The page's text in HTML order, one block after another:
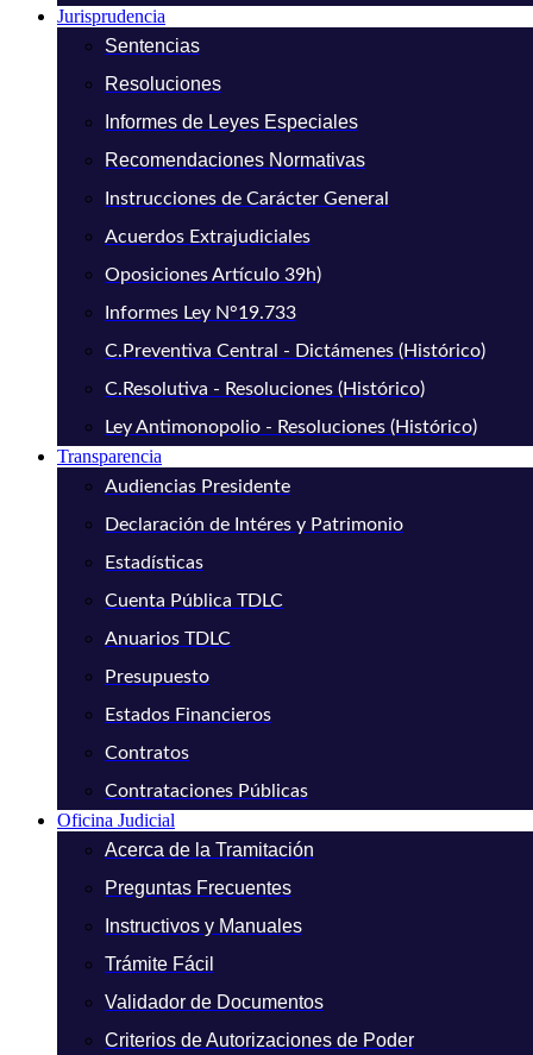
Jurisprudencia
Sentencias
Resoluciones
Informes de Leyes Especiales
Recomendaciones Normativas
Instrucciones de Carácter General
Acuerdos Extrajudiciales
Oposiciones Artículo 39h)
Informes Ley N°19.733
C.Preventiva Central - Dictámenes (Histórico)
C.Resolutiva - Resoluciones (Histórico)
Ley Antimonopolio - Resoluciones (Histórico)
Transparencia
Audiencias Presidente
Declaración de Intéres y Patrimonio
Estadísticas
Cuenta Pública TDLC
Anuarios TDLC
Presupuesto
Estados Financieros
Contratos
Contrataciones Públicas
Oficina Judicial
Acerca de la Tramitación
Preguntas Frecuentes
Instructivos y Manuales
Trámite Fácil
Validador de Documentos
Criterios de Autorizaciones de Poder